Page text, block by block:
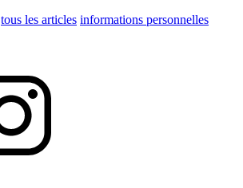
tous les articles informations personnelles